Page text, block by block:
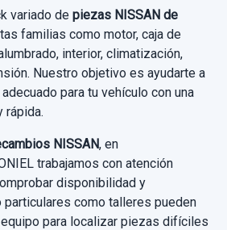
no incluidos.
por whatsapp
variado de piezas NISSAN de
familias como motor, caja de
interior, climatización,
Nuestro objetivo es ayudarte a
para tu vehículo con una
rápida.
NISSAN, en
trabajamos con atención
disponibilidad y
particulares como talleres pueden
para localizar piezas difíciles